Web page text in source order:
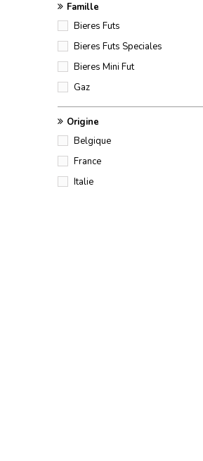
Famille
Bieres Futs
Bieres Futs Speciales
Bieres Mini Fut
Gaz
Origine
Belgique
France
Italie